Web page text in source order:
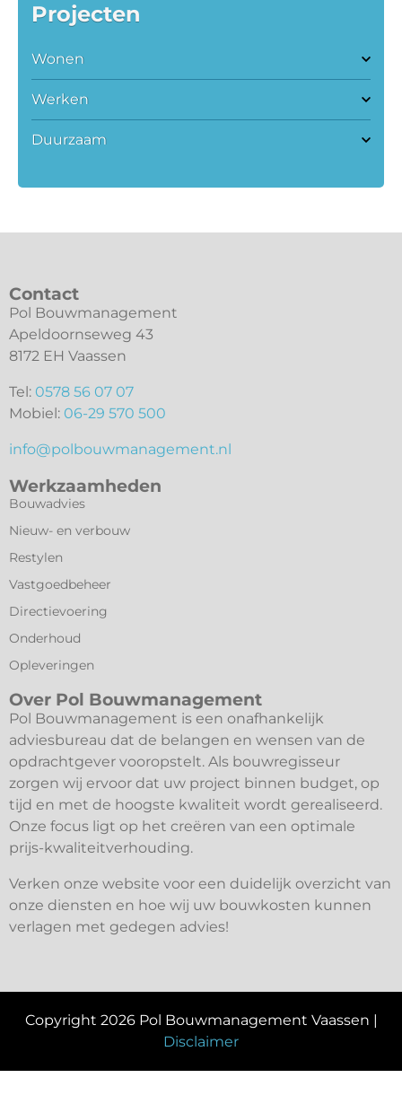
Projecten
Wonen
Werken
Duurzaam
Contact
Pol Bouwmanagement
Apeldoornseweg 43
8172 EH Vaassen
Tel: 0578 56 07 07
Mobiel: 06-29 570 500
info@polbouwmanagement.nl
Werkzaamheden
Bouwadvies
Nieuw- en verbouw
Restylen
Vastgoedbeheer
Directievoering
Onderhoud
Opleveringen
Over Pol Bouwmanagement
Pol Bouwmanagement is een onafhankelijk
adviesbureau dat de belangen en wensen van de
opdrachtgever vooropstelt. Als bouwregisseur
zorgen wij ervoor dat uw project binnen budget, op
tijd en met de hoogste kwaliteit wordt gerealiseerd.
Onze focus ligt op het creëren van een optimale
prijs-kwaliteitverhouding.
Verken onze website voor een duidelijk overzicht van
onze diensten en hoe wij uw bouwkosten kunnen
verlagen met gedegen advies!
Copyright 2026 Pol Bouwmanagement Vaassen |
Disclaimer